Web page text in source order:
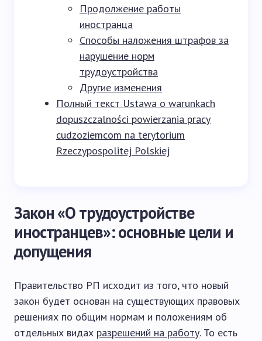
Продолжение работы
иностранца
Способы наложения штрафов за
нарушение норм
трудоустройства
Другие изменения
Полный текст Ustawa o warunkach
dopuszczalności powierzania pracy
cudzoziemcom na terytorium
Rzeczypospolitej Polskiej
Закон «О трудоустройстве
иностранцев»: основные цели и
допущения
Правительство РП исходит из того, что новый
закон будет основан на существующих правовых
решениях по общим нормам и положениям об
отдельных видах разрешений на работу. То есть